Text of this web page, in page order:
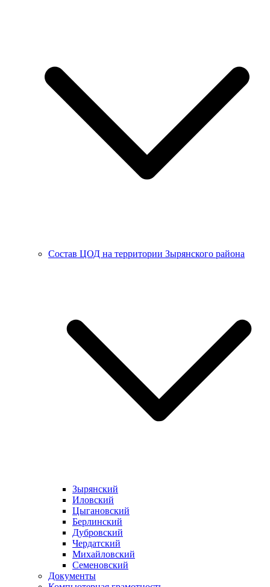
Состав ЦОД на территории Зырянского района
Зырянский
Иловский
Цыгановский
Берлинский
Дубровский
Чердатский
Михайловский
Семеновский
Документы